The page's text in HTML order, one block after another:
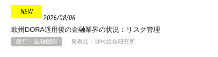
2026 08 06
欧州DORA適用後の金融業界の状況：リスク管理
銀行・金融機関 発表元：野村総合研究所